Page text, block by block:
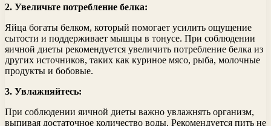
2. Увеличьте потребление белка:
Яйца богаты белком, который помогает усилить ощущение
сытости и поддерживает мышцы в тонусе. При соблюдении
яичной диеты рекомендуется увеличить потребление белка из
других источников, таких как куриное мясо, рыба, молочные
продукты и бобовые.
3. Увлажняйтесь:
При соблюдении яичной диеты важно увлажнять организм,
выпивая достаточное количество воды. Рекомендуется пить не